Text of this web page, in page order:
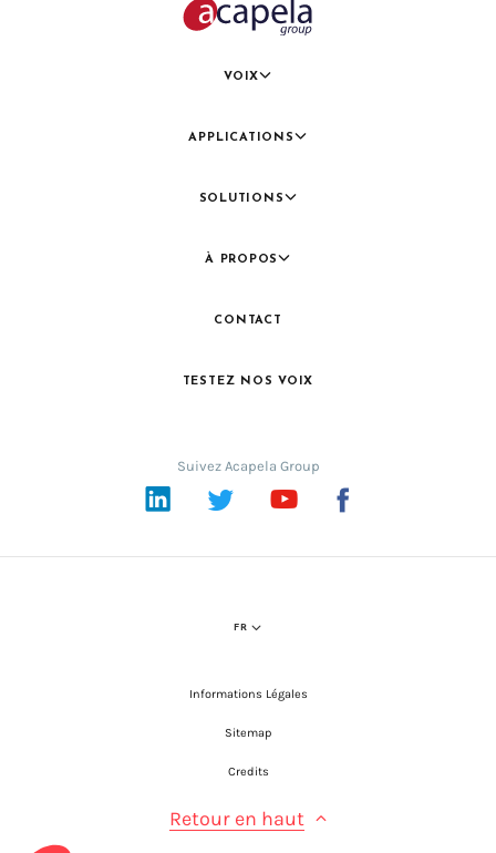
VOIX
APPLICATIONS
SOLUTIONS
À PROPOS
CONTACT
TESTEZ NOS VOIX
Suivez Acapela Group
LinkedInTwitterYouTube
FR
Informations Légales
Sitemap
Credits
Retour en haut